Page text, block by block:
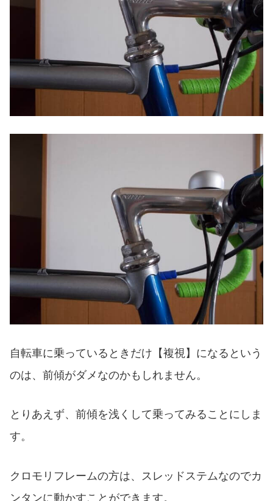
自転車に乗っているときだけ【複視】になるという
のは、前傾がダメなのかもしれません。
とりあえず、前傾を浅くして乗ってみることにしま
す。
クロモリフレームの方は、スレッドステムなのでカ
ンタンに動かすことができます。